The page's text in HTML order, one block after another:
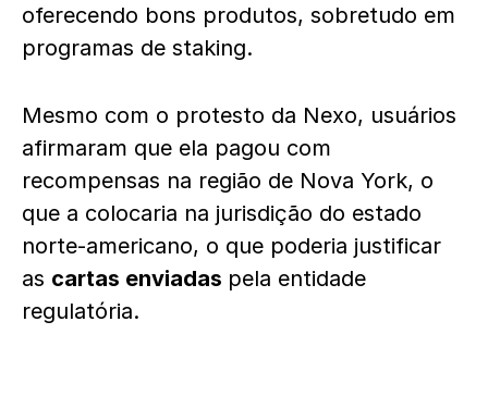
oferecendo bons produtos, sobretudo em
programas de staking.
Mesmo com o protesto da Nexo, usuários
afirmaram que ela pagou com
recompensas na região de Nova York, o
que a colocaria na jurisdição do estado
norte-americano, o que poderia justificar
as cartas enviadas pela entidade
regulatória.